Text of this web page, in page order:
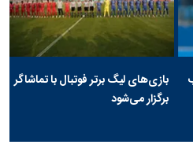
بازی‌های لیگ برتر فوتبال با تماشاگر
برگزار می‌شود